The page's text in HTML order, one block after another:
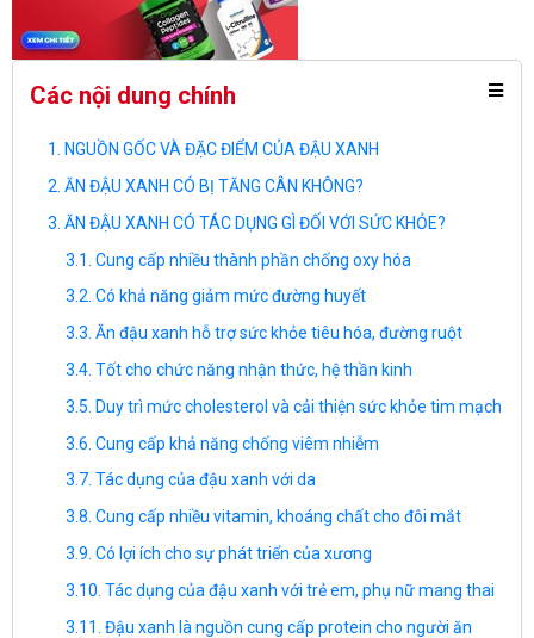
Các nội dung chính
NGUỒN GỐC VÀ ĐẶC ĐIỂM CỦA ĐẬU XANH
ĂN ĐẬU XANH CÓ BỊ TĂNG CÂN KHÔNG?
ĂN ĐẬU XANH CÓ TÁC DỤNG GÌ ĐỐI VỚI SỨC KHỎE?
Cung cấp nhiều thành phần chống oxy hóa
Có khả năng giảm mức đường huyết
Ăn đậu xanh hỗ trợ sức khỏe tiêu hóa, đường ruột
Tốt cho chức năng nhận thức, hệ thần kinh
Duy trì mức cholesterol và cải thiện sức khỏe tim mạch
Cung cấp khả năng chống viêm nhiễm
Tác dụng của đậu xanh với da
Cung cấp nhiều vitamin, khoáng chất cho đôi mắt
Có lợi ích cho sự phát triển của xương
Tác dụng của đậu xanh với trẻ em, phụ nữ mang thai
Đậu xanh là nguồn cung cấp protein cho người ăn